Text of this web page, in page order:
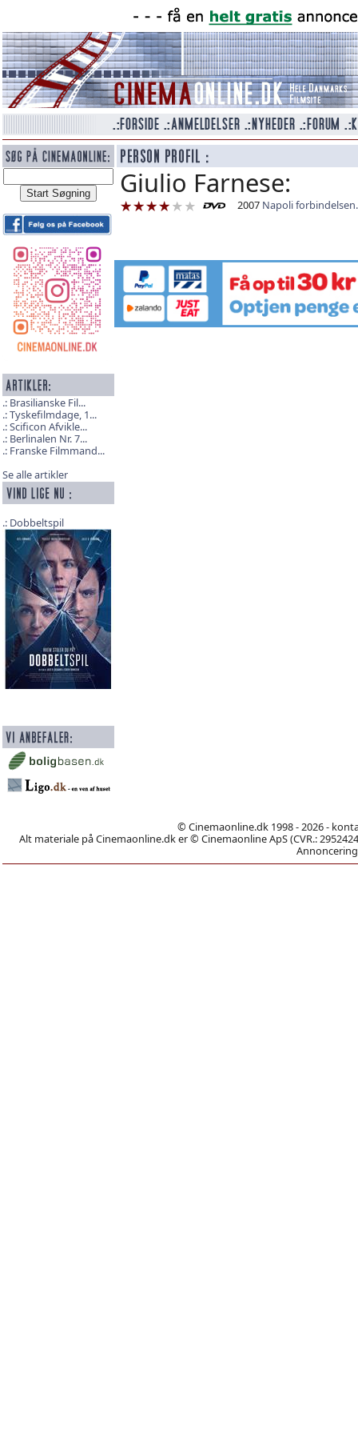
Brasilianske Fil...
Tyskefilmdage, 1...
Scificon Afvikle...
Berlinalen Nr. 7...
Franske Filmmand...
Se alle artikler
Dobbeltspil
Giulio Farnese:
2007 Napoli forbindelsen.
© Cinemaonline.dk 1998 - 2026 -
Alt materiale på Cinemaonline.dk er © Cinemaonline ApS (CVR.: